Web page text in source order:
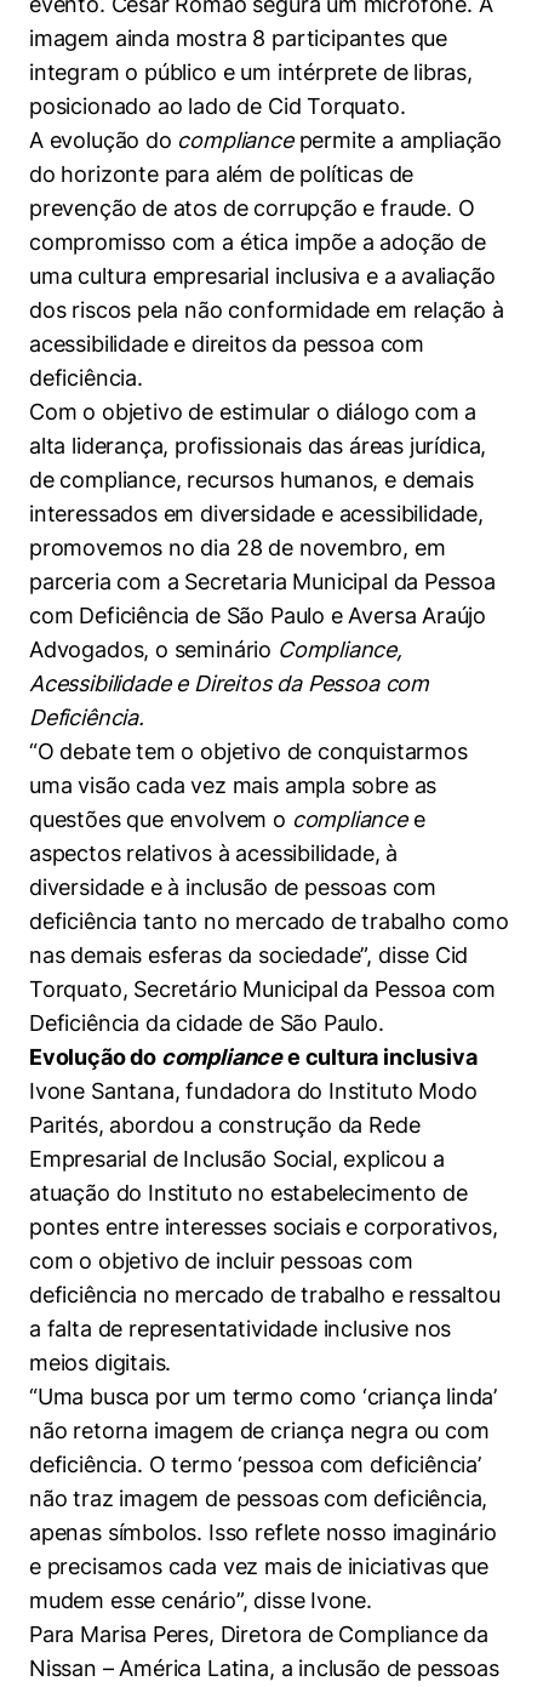
Políticas Públicas
Sustentabilidade
Tecnologia e Dados
A evolução do compliancepermite a ampliação
do horizonte para além de políticas de
prevenção de atos de corrupção e fraude. O
compromisso com a ética impõe a adoção de
uma cultura empresarial inclusiva e a avaliação
dos riscos pela não conformidade em relação à
acessibilidade e direitos da pessoa com
deficiência.
Com o objetivo de estimular o diálogo com a
alta liderança, profissionais das áreas jurídica,
de compliance, recursos humanos, e demais
interessados em diversidade e acessibilidade,
promovemos no dia 28 de novembro, em
parceria com a Secretaria Municipal da Pessoa
com Deficiência de São Paulo e Aversa Araújo
Advogados, o seminário Compliance,
Acessibilidade e Direitos da Pessoa com
Deficiência.
“O debate tem o objetivo de conquistarmos
uma visão cada vez mais ampla sobre as
questões que envolvem o compliancee
aspectos relativos à acessibilidade, à
diversidade e à inclusão de pessoas com
deficiência tanto no mercado de trabalho como
nas demais esferas da sociedade”, disse Cid
Torquato, Secretário Municipal da Pessoa com
Deficiência da cidade de São Paulo.
Evolução do compliancee cultura inclusiva
Ivone Santana, fundadora do Instituto Modo
Parités, abordou a construção da Rede
Empresarial de Inclusão Social, explicou a
atuação do Instituto no estabelecimento de
pontes entre interesses sociais e corporativos,
com o objetivo de incluir pessoas com
deficiência no mercado de trabalho e ressaltou
a falta de representatividade inclusive nos
meios digitais.
“Uma busca por um termo como ‘criança linda’
não retorna imagem de criança negra ou com
deficiência. O termo ‘pessoa com deficiência’
não traz imagem de pessoas com deficiência,
apenas símbolos. Isso reflete nosso imaginário
e precisamos cada vez mais de iniciativas que
mudem esse cenário”, disse Ivone.
Para Marisa Peres, Diretora de Compliance da
Nissan – América Latina, a inclusão de pessoas